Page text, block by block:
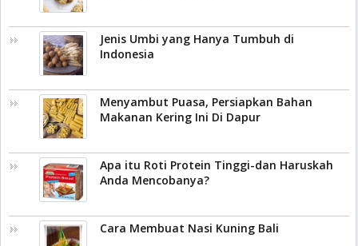
Jenis Umbi yang Hanya Tumbuh di
Indonesia
Menyambut Puasa, Persiapkan Bahan
Makanan Kering Ini Di Dapur
Apa itu Roti Protein Tinggi-dan Haruskah
Anda Mencobanya?
Cara Membuat Nasi Kuning Bali